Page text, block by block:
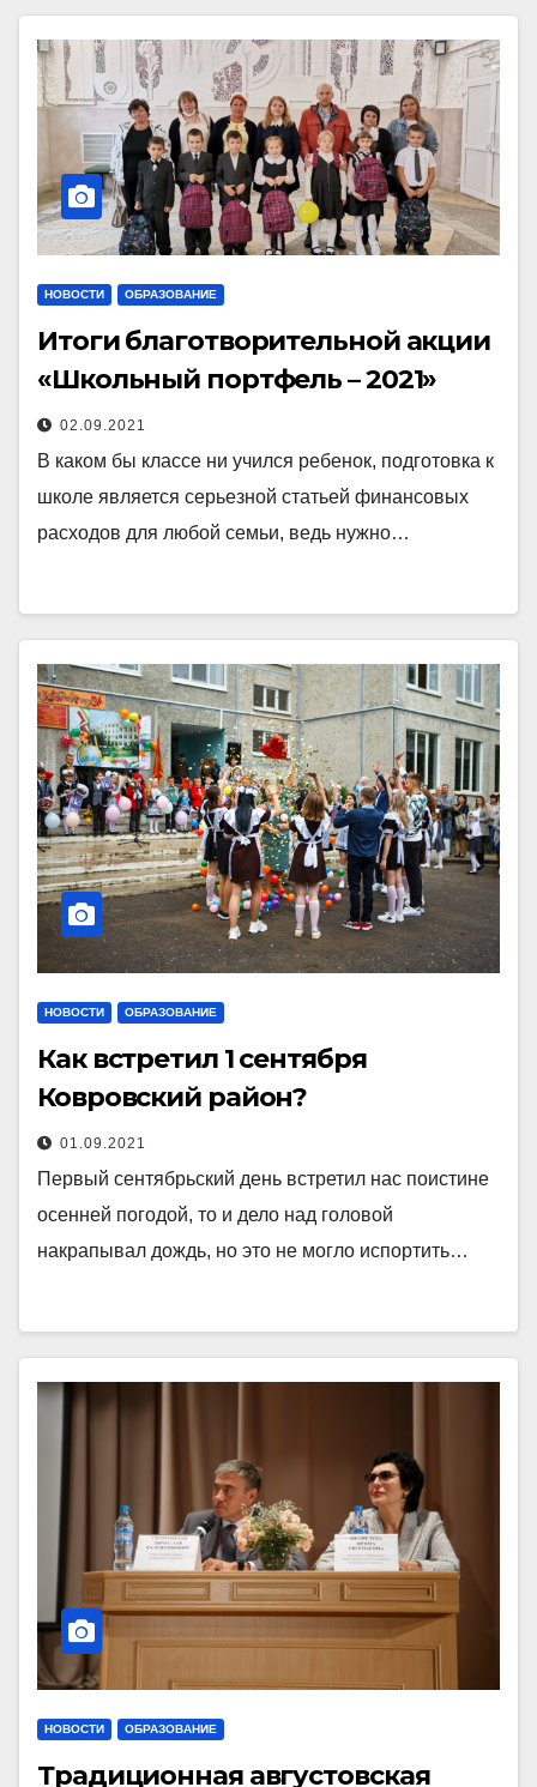
НОВОСТИ ОБРАЗОВАНИЕ
Итоги благотворительной акции
«Школьный портфель – 2021»
02.09.2021
В каком бы классе ни учился ребенок, подготовка к
школе является серьезной статьей финансовых
расходов для любой семьи, ведь нужно…
НОВОСТИ ОБРАЗОВАНИЕ
Как встретил 1 сентября
Ковровский район?
01.09.2021
Первый сентябрьский день встретил нас поистине
осенней погодой, то и дело над головой
накрапывал дождь, но это не могло испортить…
НОВОСТИ ОБРАЗОВАНИЕ
Традиционная августовская